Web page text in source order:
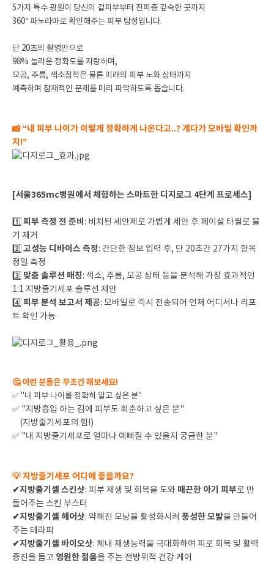
5가지 특수 광원이 당신의 겉피부부터 진피층 깊숙한 곳까지
360° 파노라마로 확인해주는피부 탐정입니다.
단 20초의 촬영만으로
98% 놀라운 정확도를 자랑하며,
모공, 주름, 색소침착은 물론 미래의 피부 노화 상태까지
예측하며 잠재적인 문제를 미리 파악하도록 돕습니다.
📸 “내 피부 나이가 이렇게 정확하게 나온다고..? 게다가 모바일 확인까
지!”
[서울365mc병원에서 체험하는 스마트한 디지로그 4단계 프로세스]
1️⃣ 피부 측정 전 준비 : 비치된 세안제로 가볍게 세안 후 페이셜 타월로 물
기 제거
2️⃣ 고성능 디바이스 측정: 간단한 정보 입력 후, 단 20초간 27가지 항목
정밀 측정
3️⃣ 맞춤 솔루션 매칭: 색소, 주름, 모공 상태 등을 분석해 가장 효과적인
1:1 지방줄기세포 솔루션 제안
4️⃣ 피부 분석 보고서 제공: 모바일로 즉시 전송되어 언제 어디서나 리포
트 확인 가능
🤔 이런 분들은 무조건 해보세요!
✅"내 피부 나이를 정확히 알고 싶은 분"
✅ "지방흡입 하는 김에 피부도 회춘하고 싶은 분"
(지방줄기세포의 힘!)
✅ "내 지방줄기세포로 얼마나 예뻐질 수 있을지 궁금한 분"
💡 지방줄기세포 어디에 좋을까요?
✔지방줄기셀 스킨샷: 피부 재생 및 회복을 도와 매끈한 아기 피부로 만
들어주는 스킨 부스터
✔지방줄기셀 헤어샷: 약해진 모낭을 활성화시켜 풍성한 모발을 만들어
주는 테라피
✔지방줄기셀 바이오샷: 체내 재생능력을 극대화하여 피로 회복 및 활력
증진을 돕고 영원한 젊음을 주는 전방위적 건강 케어